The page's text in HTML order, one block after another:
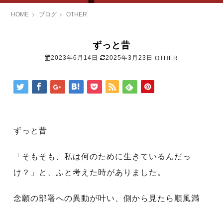
HOME ブログ OTHER
ずっと昔
2023年6月14日 2025年3月23日 OTHER
ずっと昔
「そもそも、私は何のために生きているんだっ
け？」と、ふと考えた時がありました。
念願の部署への異動が叶い、側から見たら順風満